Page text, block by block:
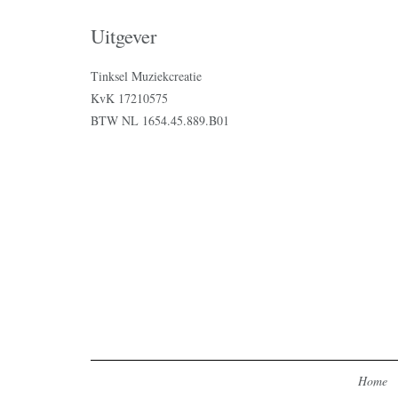
Uitgever
Tinksel Muziekcreatie
KvK 17210575
BTW NL 1654.45.889.B01
Home